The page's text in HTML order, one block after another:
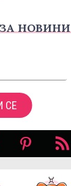
НОВИНИ
СЕ